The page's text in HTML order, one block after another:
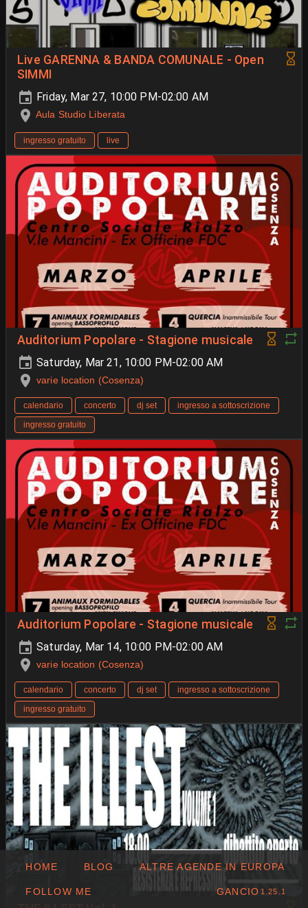
Live GARENNA & BANDA COMUNALE - Open
SIMMI
Friday, Mar 27, 10:00 PM-02:00 AM
Aula Studio Liberata
ingresso gratuito live
Auditorium Popolare - Stagione musicale
Saturday, Mar 21, 10:00 PM-02:00 AM
varie location (Cosenza)
calendario concerto dj set
ingresso a sottoscrizione
ingresso gratuito
Auditorium Popolare - Stagione musicale
Saturday, Mar 14, 10:00 PM-02:00 AM
varie location (Cosenza)
calendario concerto dj set
ingresso a sottoscrizione
ingresso gratuito
HOME BLOG ALTRE AGENDE IN EUROPA
FOLLOW ME GANCIO 1.25.1